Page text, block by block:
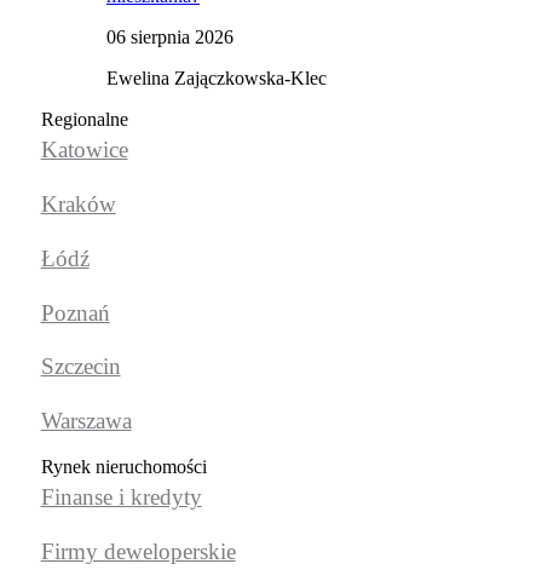
06 sierpnia 2026
Ewelina Zajączkowska-Klec
Regionalne
Katowice
Kraków
Łódź
Poznań
Szczecin
Warszawa
Rynek nieruchomości
Finanse i kredyty
Firmy deweloperskie